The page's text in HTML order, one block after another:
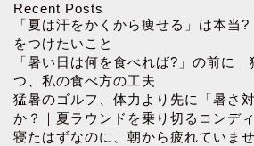
Recent Posts
「夏は汗をかくから痩せる」は本当
をつけたいこと
「暑い日は何を食べれば?」の前に
つ、私の食べ方の工夫
猛暑のゴルフ、体力より先に「暑さ
か？｜夏ラウンドを乗り切るコンデ
寝たはずなのに、朝から疲れていま